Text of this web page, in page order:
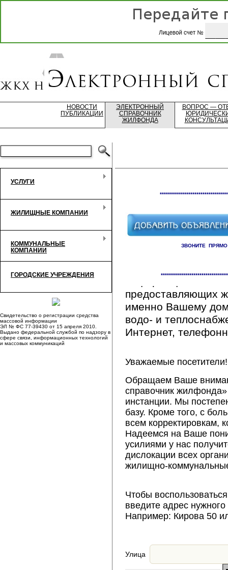
НОВОСТИ
ПУБЛИКАЦИИ
ЭЛЕКТРОННЫЙ
СПРАВОЧНИК
ЖИЛФОНДА
ВОПРОС —
УСЛУГИ
ЖИЛИЩНЫЕ КОМПАНИИ
КОММУНАЛЬНЫЕ
КОМПАНИИ
ГОРОДСКИЕ УЧРЕЖДЕНИЯ
Свидетельство о регистрации средства
массовой информации
ЭЛ № ФС 77-39430 от 15 апреля 2010.
Выдано федеральной службой по надзору в
сфере связи, информационных технологий
и массовых коммуникаций
ЗВОНИТЕ
предоставляющих
именно Вашему
водо- и
Интернет,
Уважаемые посетители!
Обращаем Ваше
справочник
инстанции. Мы
базу. Кроме того, с
всем корректировкам,
Надеемся на Ваше
усилиями у нас
дислокации всех
жилищно-
Чтобы
введите адрес
Например: Кирова 50
Улица